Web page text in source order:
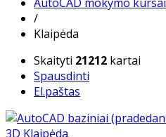
/
Klaipėda
Skaityti 21212 kartai
Spausdinti
El.paštas